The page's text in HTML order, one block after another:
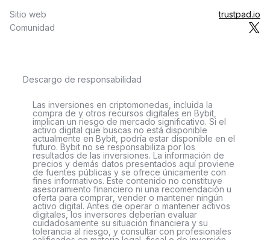
Sitio web
trustpad.io
Comunidad
Descargo de responsabilidad
Las inversiones en criptomonedas, incluida la
compra de y otros recursos digitales en Bybit,
implican un riesgo de mercado significativo. Si el
activo digital que buscas no está disponible
actualmente en Bybit, podría estar disponible en el
futuro. Bybit no se responsabiliza por los
resultados de las inversiones. La información de
precios y demás datos presentados aquí proviene
de fuentes públicas y se ofrece únicamente con
fines informativos. Este contenido no constituye
asesoramiento financiero ni una recomendación u
oferta para comprar, vender o mantener ningún
activo digital. Antes de operar o mantener activos
digitales, los inversores deberían evaluar
cuidadosamente su situación financiera y su
tolerancia al riesgo, y consultar con profesionales